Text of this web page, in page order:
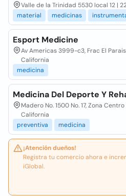
Valle de la Trinidad 5530 local 12 |
material
medicinas
Esport Medicine
Av Americas 3999-c3, Frac El
California
medicina
Medicina Del Deporte Y
Madero No. 1500 No. 17, Zona
California
preventiva
medicina
¡Atención dueños!
Registra tu comercio ahora e
iGlobal.